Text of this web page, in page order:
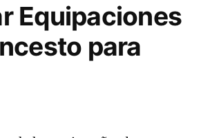
Equipaciones
para